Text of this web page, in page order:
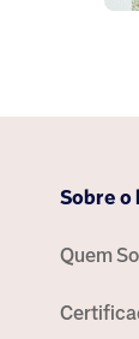
Sobre o
Quem